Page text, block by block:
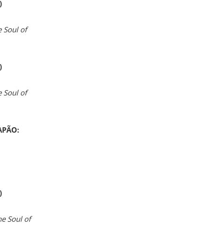
Soul of
Soul of
Soul of